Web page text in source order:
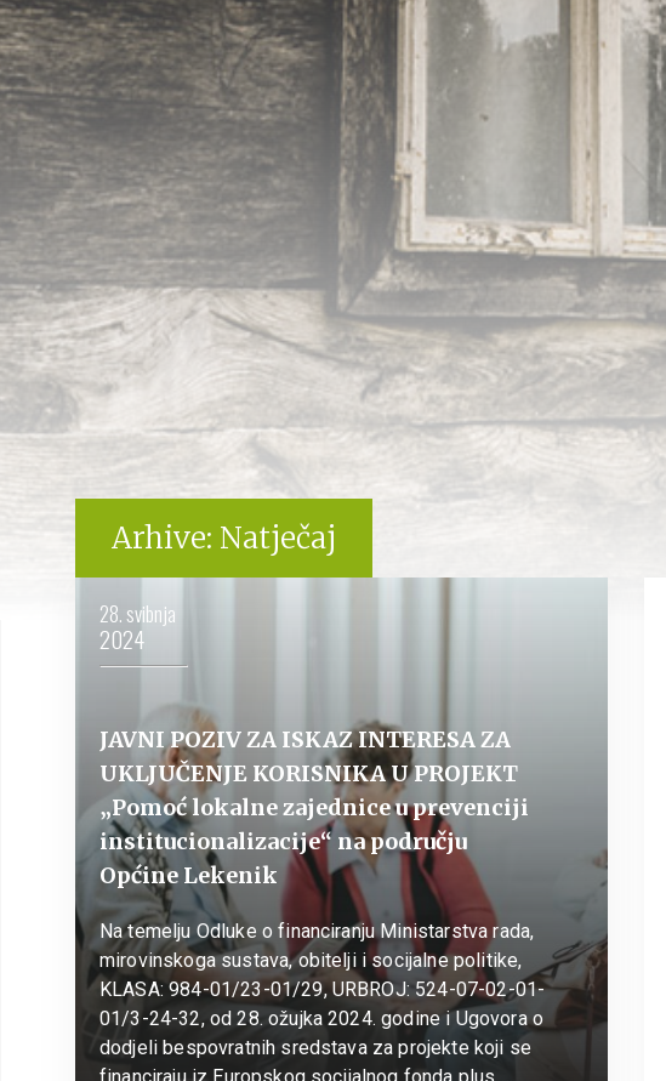
Arhive: Natječaj
28. svibnja
2024
JAVNI POZIV ZA ISKAZ INTERESA ZA
UKLJUČENJE KORISNIKA U PROJEKT
„Pomoć lokalne zajednice u prevenciji
institucionalizacije“ na području
Općine Lekenik
Na temelju Odluke o financiranju Ministarstva rada,
mirovinskoga sustava, obitelji i socijalne politike,
KLASA: 984-01/23-01/29, URBROJ: 524-07-02-01-
01/3-24-32, od 28. ožujka 2024. godine i Ugovora o
dodjeli bespovratnih sredstava za projekte koji se